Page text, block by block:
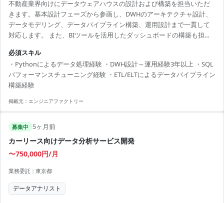
不動産業界向けにデータウェアハウスの設計および構築を担当いただ
きます。基本設計フェーズから参画し、DWHのアーキテクチャ設計、
データモデリング、データパイプライン構築、運用設計まで一貫して
対応します。 また、BIツールを活用したダッシュボードの構築も担当
のパフォーマンス最適化やETL/ELT処理設計など、データ処理の効率
化・高度化にも携わるポジションです。 【技術スタック】 ・開発言
語：Python ・データベース：BigQuery、Snowflake ・ETL/ワークフ
ロー：dbt、Airflow ・BIツール：Metabase、Looker、Tableau
必須スキル
・Pythonによるデータ処理経験 ・DWH設計～運用経験3年以上 ・SQL
パフォーマンスチューニング経験 ・ETL/ELTによるデータパイプライン
構築経験
掲載元： エンジニアファクトリー
募集中 5ヶ月前
カーリース向けデータ分析サービス開発
〜750,000円/月
業務委託 | 東京都
データアナリスト